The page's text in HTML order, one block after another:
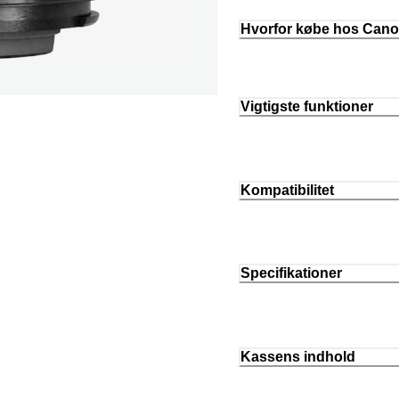
Hvorfor købe hos
Vigtigste funktioner
Kompatibilitet
Specifikationer
Kassens indhold